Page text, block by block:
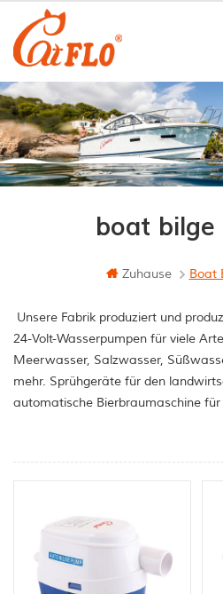
boat bilge
Zuhause Boat
Unsere Fabrik produziert und
24-Volt-Wasserpumpen für viele
Meerwasser, Salzwasser,
mehr. Sprühgeräte für den
automatische Bierbraumaschine